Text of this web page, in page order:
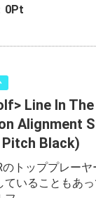
0Pt
Line In
Alignment
Black)
のトッププレー
ていることもあ